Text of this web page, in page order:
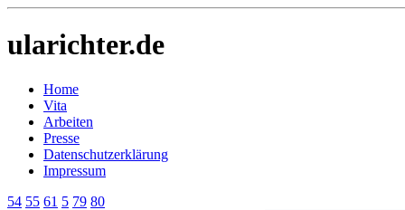
ularichter.de
Home
Vita
Arbeiten
Presse
Datenschutzerklärung
Impressum
54 55 61 5 79 80